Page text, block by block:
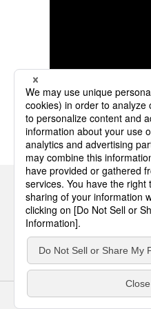
サイトのご利用にあたって